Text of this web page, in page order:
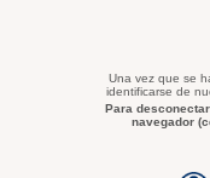
Una vez que se
identificarse de
Para
navegador